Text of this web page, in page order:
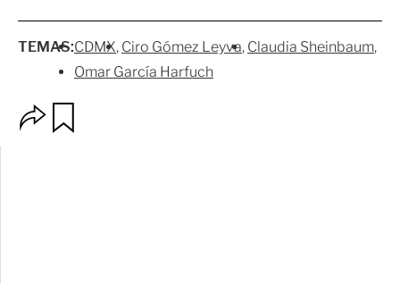
TEMAS:CDMX Ciro Gómez Leyva Claudia Sheinbaum
Omar García Harfuch
p